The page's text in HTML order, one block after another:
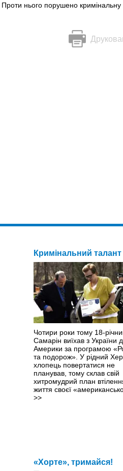
нього порушено кримінальну
Кримінальний талант
Чотири роки тому 18-
Самарін виїхав з України
Америки за програмою
та подорож». У рідний
хлопець повертатися не
планував, тому склав свій
хитромудрий план
життя своєї
>>
«Хорте», тримайся!